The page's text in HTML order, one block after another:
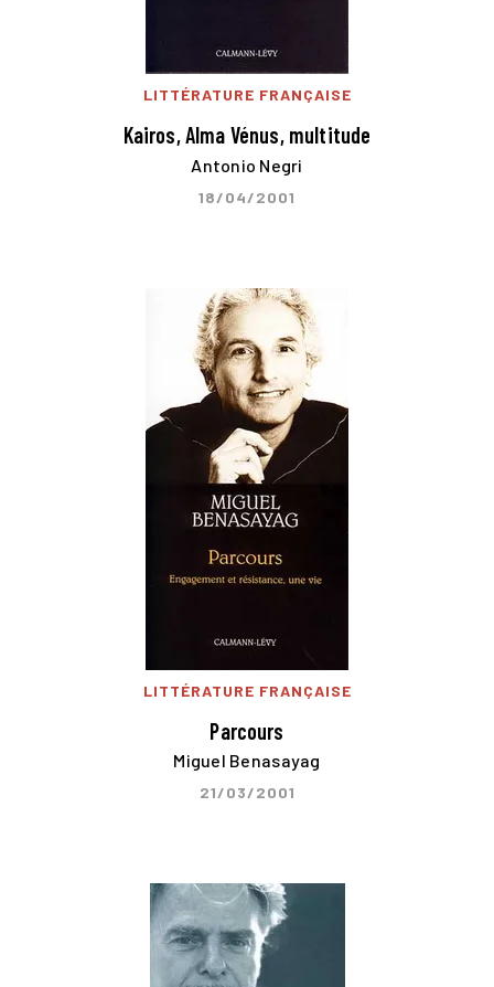
LITTÉRATURE FRANÇAISE
Kairos, Alma Vénus, multitude
Antonio Negri
18/04/2001
LITTÉRATURE FRANÇAISE
Parcours
Miguel Benasayag
21/03/2001